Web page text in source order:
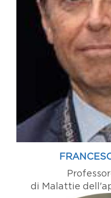
di Malattie